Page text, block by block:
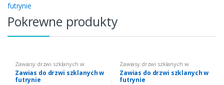
futrynie
Pokrewne produkty
Zawiasy drzwi szklanych w
futrynie
Zawias do drzwi szklanych w
futrynie
Zawiasy drzwi szklanych w
futrynie
Zawias do drzwi szklanych w
futrynie